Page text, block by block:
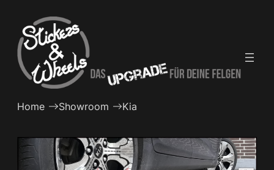
Inhalt
springen
Home Showroom Kia